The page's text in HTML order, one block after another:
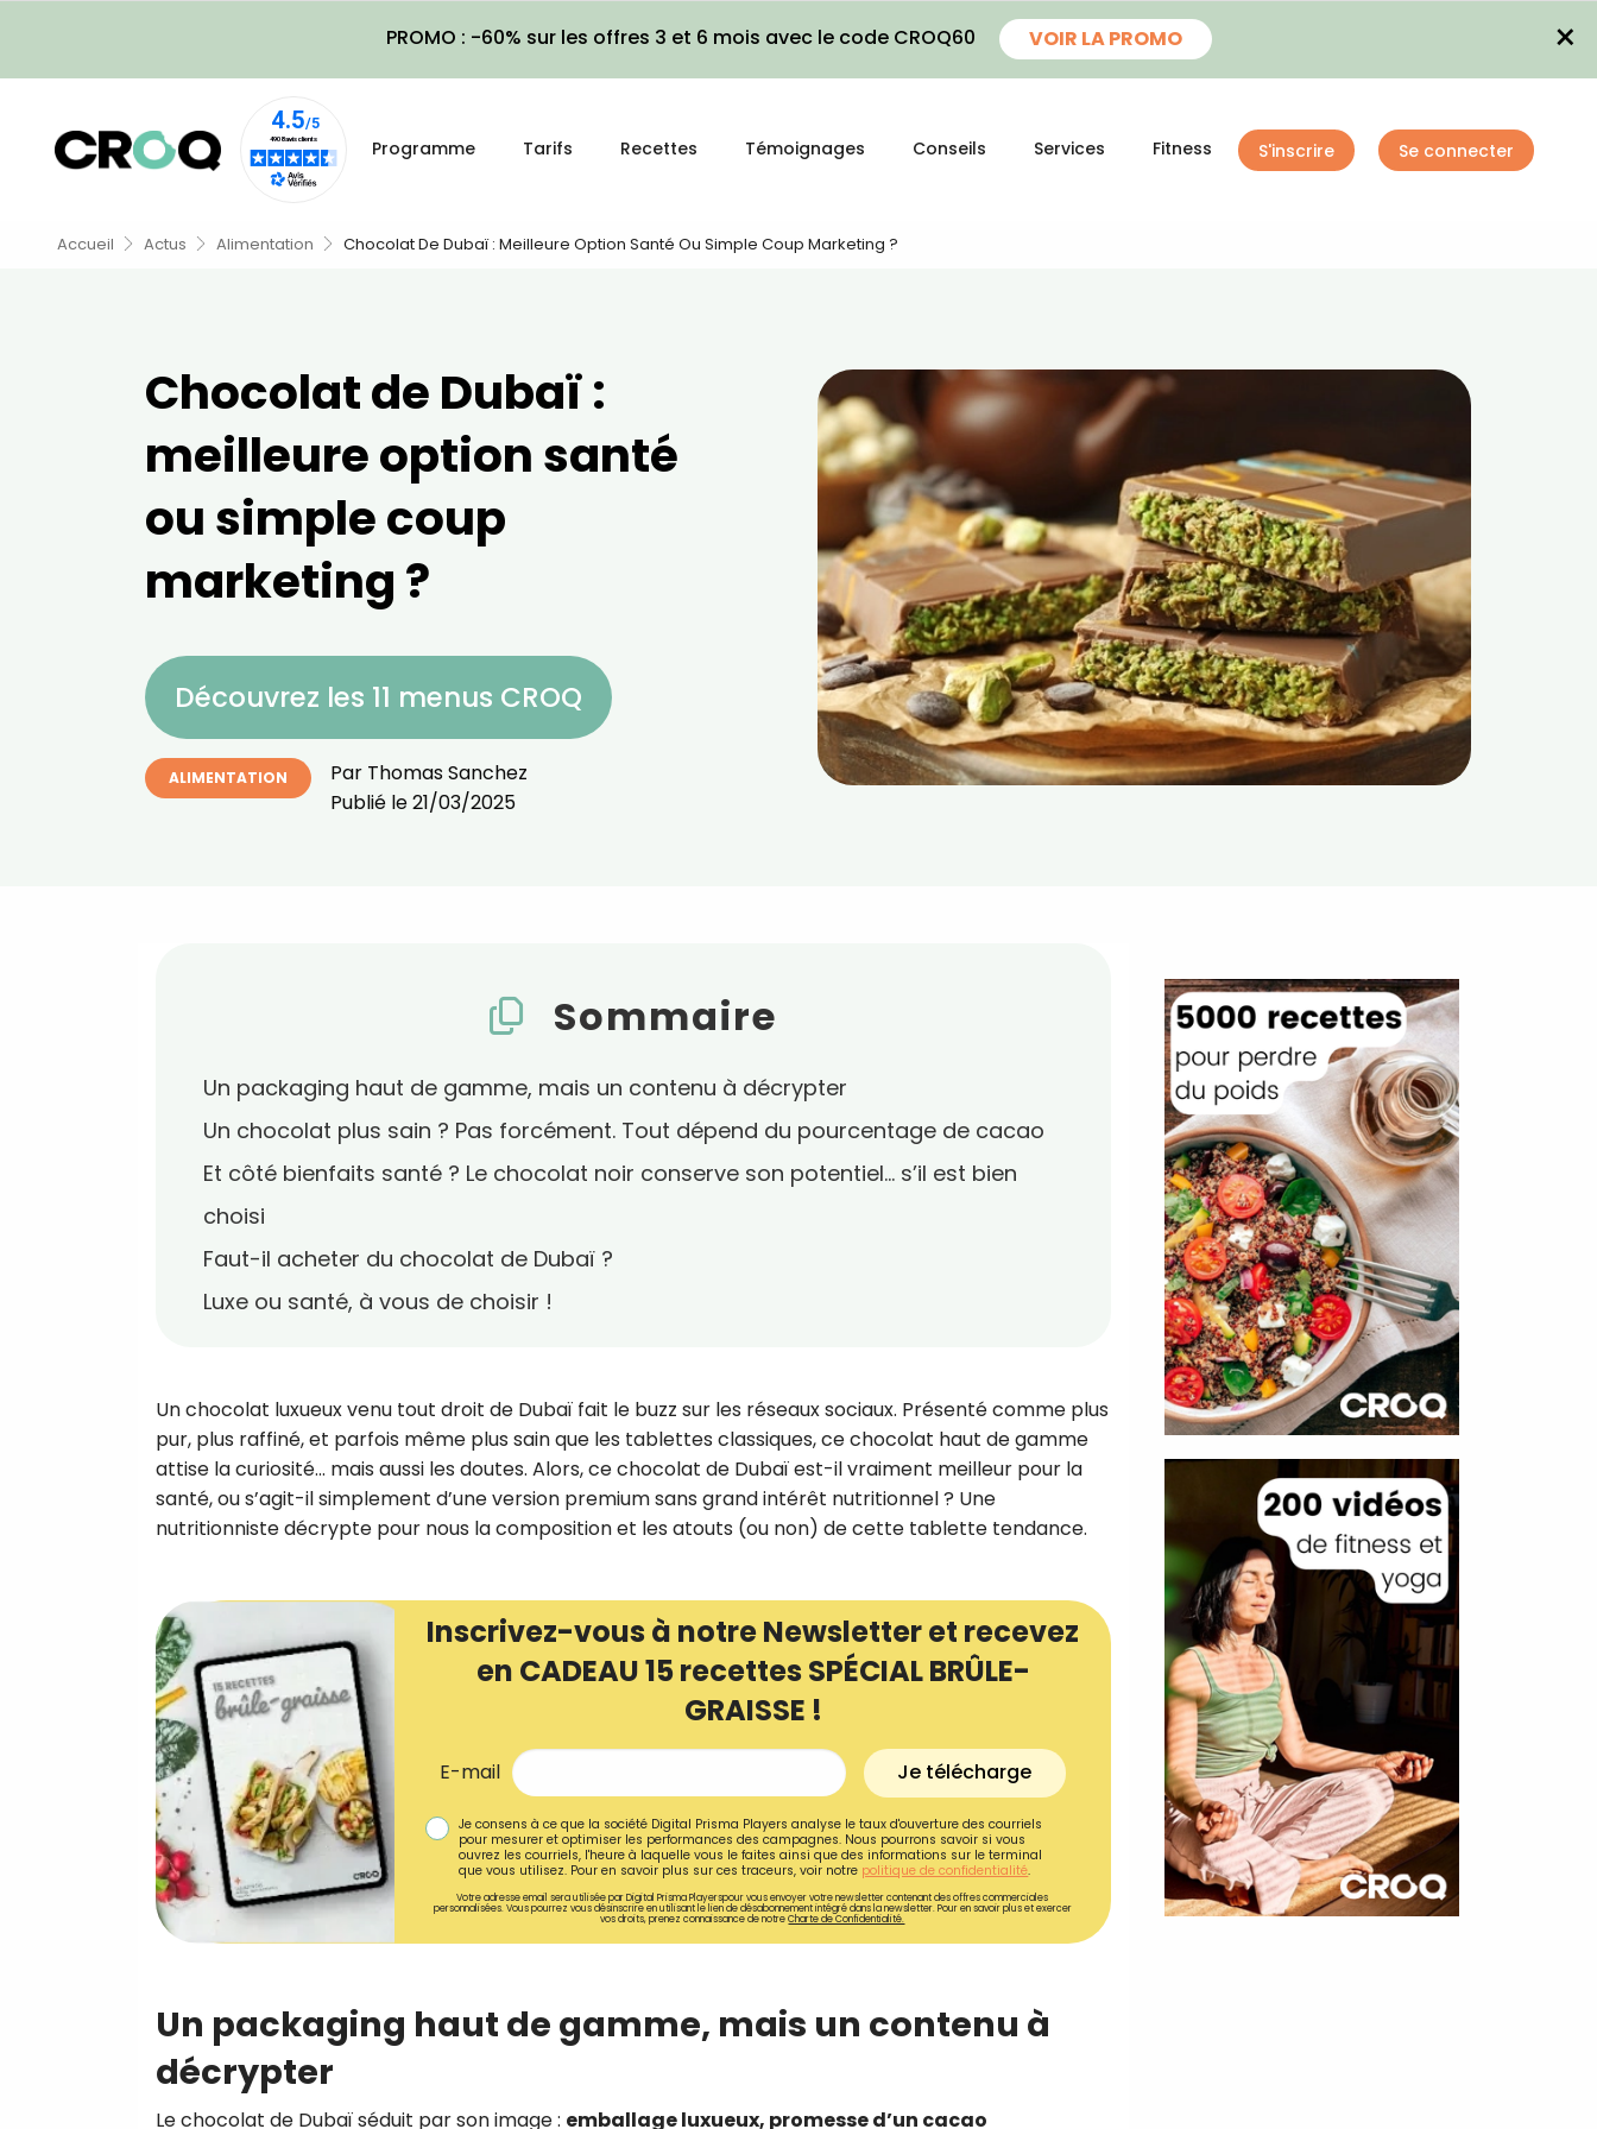
PROMO : -60% sur les offres 3 et 6 mois avec le code CROQ60 VOIR LA PROMO ×
Programme Tarifs Recettes Témoignages Conseils Services Fitness S'inscrire Se connecter
Accueil Actus Alimentation Chocolat De Dubaï : Meilleure Option Santé Ou Simple Coup Marketing ?
Chocolat de Dubaï :
meilleure option santé
ou simple coup
marketing ?
Découvrez les 11 menus CROQ
ALIMENTATION Par Thomas Sanchez
Publié le21/03/2025
Sommaire
Un packaging haut de gamme, mais un contenu à décrypter
Un chocolat plus sain ? Pas forcément. Tout dépend du pourcentage de cacao
Et côté bienfaits santé ? Le chocolat noir conserve son potentiel... s’il est bien
choisi
Faut-il acheter du chocolat de Dubaï ?
Luxe ou santé, à vous de choisir !
Un chocolat luxueux venu tout droit de Dubaï fait le buzz sur les réseaux sociaux. Présenté comme plus
pur, plus raffiné, et parfois même plus sain que les tablettes classiques, ce chocolat haut de gamme
attise la curiosité... mais aussi les doutes. Alors, ce chocolat de Dubaï est-il vraiment meilleur pour la
santé, ou s’agit-il simplement d’une version premium sans grand intérêt nutritionnel ? Une
nutritionniste décrypte pour nous la composition et les atouts (ou non) de cette tablette tendance.
Inscrivez-vous à notre Newsletter et recevez
en CADEAU 15 recettes SPÉCIAL BRÛLE-
GRAISSE !
E-mail Je télécharge
Je consens à ce que la société Digital Prisma Players analyse le taux d'ouverture des courriels
pour mesurer et optimiser les performances des campagnes. Nous pourrons savoir si vous
ouvrez les courriels, l'heure à laquelle vous le faites ainsi que des informations sur le terminal
que vous utilisez. Pour en savoir plus sur ces traceurs, voir notre politique de confidentialité.
Votre adresse email sera utilisée par Digital Prisma Playerspour vous envoyer votre newsletter contenant des offres commerciales
personnalisées. Vous pourrez vous désinscrire en utilisant le lien de désabonnement intégré dans la newsletter. Pour en savoir plus et exercer
vos droits, prenez connaissance de notreCharte de Confidentialité.
Un packaging haut de gamme, mais un contenu à
décrypter
Le chocolat de Dubaï séduit par son image : emballage luxueux, promesse d’un cacao
recettes inédites de CROQ
Ainsi que la newsletter promotionnelle de